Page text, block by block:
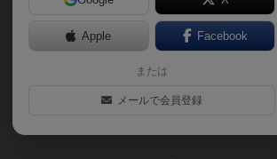
マニキ！
像とライオンと白熊の３つの積み木と
Apple Facebook
または
メールで会員登録